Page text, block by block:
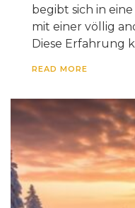
begibt sich in
mit einer völlig
Diese Erfahrung
READ MORE